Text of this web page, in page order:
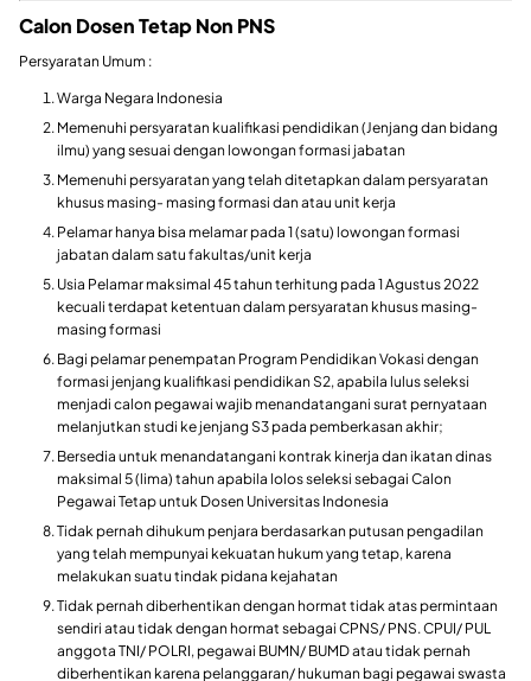
Calon Dosen Tetap Non PNS
Persyaratan Umum :
Warga Negara Indonesia
Memenuhi persyaratan kualifikasi pendidikan (Jenjang dan bidang
ilmu) yang sesuai dengan lowongan formasi jabatan
Memenuhi persyaratan yang telah ditetapkan dalam persyaratan
khusus masing- masing formasi dan atau unit kerja
Pelamar hanya bisa melamar pada 1 (satu) lowongan formasi
jabatan dalam satu fakultas/unit kerja
Usia Pelamar maksimal 45 tahun terhitung pada 1 Agustus 2022
kecuali terdapat ketentuan dalam persyaratan khusus masing-
masing formasi
Bagi pelamar penempatan Program Pendidikan Vokasi dengan
formasi jenjang kualifikasi pendidikan S2, apabila lulus seleksi
menjadi calon pegawai wajib menandatangani surat pernyataan
melanjutkan studi ke jenjang S3 pada pemberkasan akhir;
Bersedia untuk menandatangani kontrak kinerja dan ikatan dinas
maksimal 5 (lima) tahun apabila lolos seleksi sebagai Calon
Pegawai Tetap untuk Dosen Universitas Indonesia
Tidak pernah dihukum penjara berdasarkan putusan pengadilan
yang telah mempunyai kekuatan hukum yang tetap, karena
melakukan suatu tindak pidana kejahatan
Tidak pernah diberhentikan dengan hormat tidak atas permintaan
sendiri atau tidak dengan hormat sebagai CPNS/ PNS. CPUI/ PUL
anggota TNI/ POLRI, pegawai BUMN/ BUMD atau tidak pernah
diberhentikan karena pelanggaran/ hukuman bagi pegawai swasta